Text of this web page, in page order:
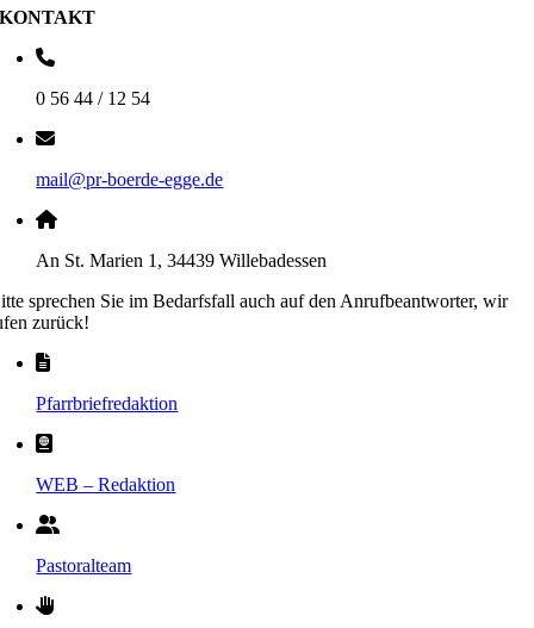
KONTAKT
0 56 44 / 12 54
mail@pr-boerde-egge.de
An St. Marien 1, 34439 Willebadessen
sprechen Sie im Bedarfsfall auch auf den Anrufbeantworter, wir
zurück!
Pfarrbriefredaktion
WEB – Redaktion
Pastoralteam